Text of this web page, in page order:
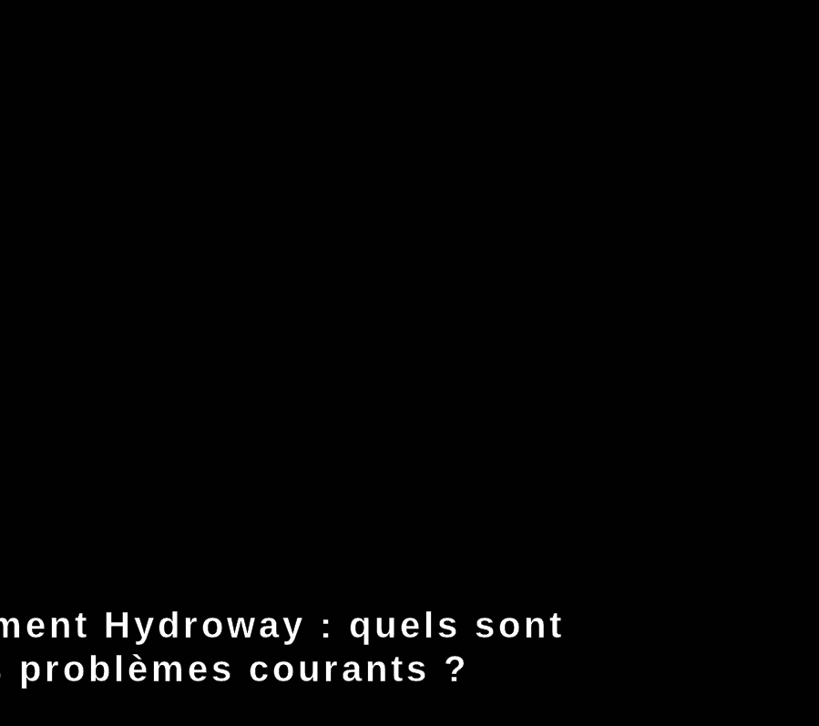
Hydroway : quels sont
problèmes courants ?